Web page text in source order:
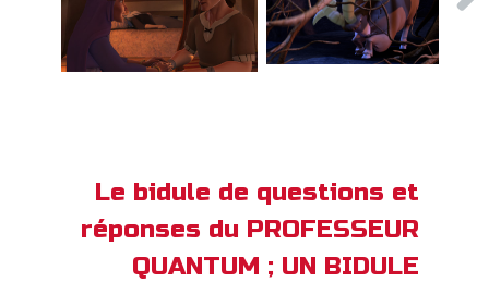
Le bidule de questions et
réponses du PROFESSEUR
QUANTUM ; UN BIDULE